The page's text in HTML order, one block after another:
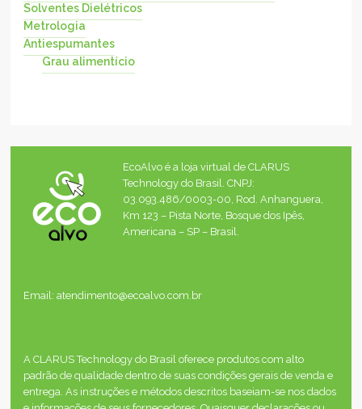
Solventes Dielétricos
Metrologia
Antiespumantes
Grau alimentício
EcoAlvo é a loja virtual de CLARUS
Technology do Brasil. CNPJ:
03.093.486/0003-00, Rod. Anhanguera,
Km 123 – Pista Norte, Bosque dos Ipês,
Americana – SP – Brasil.
Email: atendimento@ecoalvo.com.br
A CLARUS Technology do Brasil oferece produtos com alto
padrão de qualidade dentro de suas condições gerais de venda e
entrega. As instruções e métodos descritos baseiam-se nos dados